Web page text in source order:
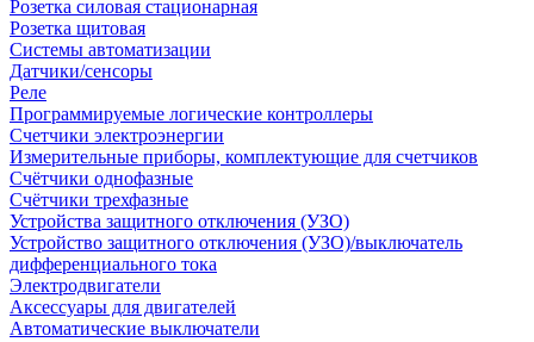
Розетка силовая стационарная
Розетка щитовая
Системы автоматизации
Датчики/сенсоры
Реле
Программируемые логические контроллеры
Счетчики электроэнергии
Измерительные приборы, комплектующие для счетчиков
Счётчики однофазные
Счётчики трехфазные
Устройства защитного отключения (УЗО)
Устройство защитного отключения (УЗО)/выключатель
дифференциального тока
Электродвигатели
Аксессуары для двигателей
Автоматические выключатели